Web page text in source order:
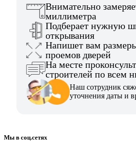
Внимательно
миллиметра
Подберает нужную
открывания
Напишет вам
проемов дверей
На месте
строителей по всем
Наш сотрудник
уточнения даты и
Мы в соц.сетях